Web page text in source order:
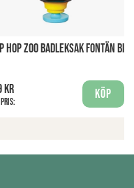
HOP ZOO BADLEKSAK FONTÄN BI
kr
pris:
Köp